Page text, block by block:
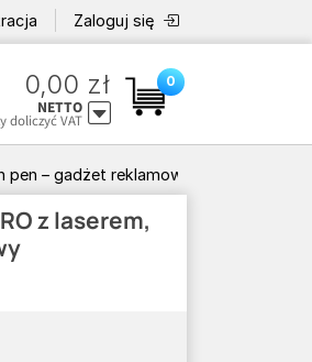
Zaloguj się
0,00 zł
NETTO
doliczyć VAT
0
– gadżet reklamowy
z laserem,